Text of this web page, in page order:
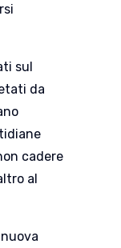
sul
da
cadere
al